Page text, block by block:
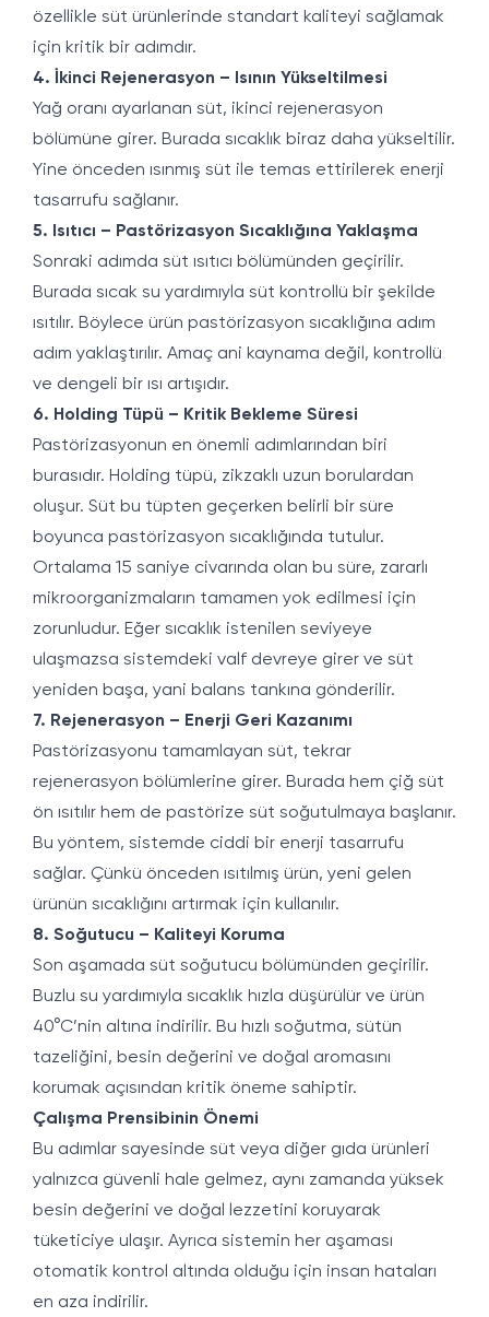
özellikle süt ürünlerinde standart kaliteyi sağlamak
için kritik bir adımdır.
4. İkinci Rejenerasyon – Isının Yükseltilmesi
Yağ oranı ayarlanan süt, ikinci rejenerasyon
bölümüne girer. Burada sıcaklık biraz daha yükseltilir.
Yine önceden ısınmış süt ile temas ettirilerek enerji
tasarrufu sağlanır.
5. Isıtıcı – Pastörizasyon Sıcaklığına Yaklaşma
Sonraki adımda süt ısıtıcı bölümünden geçirilir.
Burada sıcak su yardımıyla süt kontrollü bir şekilde
ısıtılır. Böylece ürün pastörizasyon sıcaklığına adım
adım yaklaştırılır. Amaç ani kaynama değil, kontrollü
ve dengeli bir ısı artışıdır.
6. Holding Tüpü – Kritik Bekleme Süresi
Pastörizasyonun en önemli adımlarından biri
burasıdır. Holding tüpü, zikzaklı uzun borulardan
oluşur. Süt bu tüpten geçerken belirli bir süre
boyunca pastörizasyon sıcaklığında tutulur.
Ortalama 15 saniye civarında olan bu süre, zararlı
mikroorganizmaların tamamen yok edilmesi için
zorunludur. Eğer sıcaklık istenilen seviyeye
ulaşmazsa sistemdeki valf devreye girer ve süt
yeniden başa, yani balans tankına gönderilir.
7. Rejenerasyon – Enerji Geri Kazanımı
Pastörizasyonu tamamlayan süt, tekrar
rejenerasyon bölümlerine girer. Burada hem çiğ süt
ön ısıtılır hem de pastörize süt soğutulmaya başlanır.
Bu yöntem, sistemde ciddi bir enerji tasarrufu
sağlar. Çünkü önceden ısıtılmış ürün, yeni gelen
ürünün sıcaklığını artırmak için kullanılır.
8. Soğutucu – Kaliteyi Koruma
Son aşamada süt soğutucu bölümünden geçirilir.
Buzlu su yardımıyla sıcaklık hızla düşürülür ve ürün
40°C’nin altına indirilir. Bu hızlı soğutma, sütün
tazeliğini, besin değerini ve doğal aromasını
korumak açısından kritik öneme sahiptir.
Çalışma Prensibinin Önemi
Bu adımlar sayesinde süt veya diğer gıda ürünleri
yalnızca güvenli hale gelmez, aynı zamanda yüksek
besin değerini ve doğal lezzetini koruyarak
tüketiciye ulaşır. Ayrıca sistemin her aşaması
otomatik kontrol altında olduğu için insan hataları
en aza indirilir.